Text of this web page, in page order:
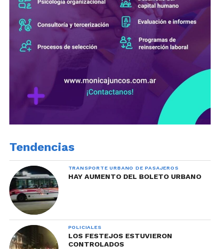
Tendencias
TRANSPORTE URBANO DE PASAJEROS
HAY AUMENTO DEL BOLETO URBANO
POLICIALES
LOS FESTEJOS ESTUVIERON
CONTROLADOS